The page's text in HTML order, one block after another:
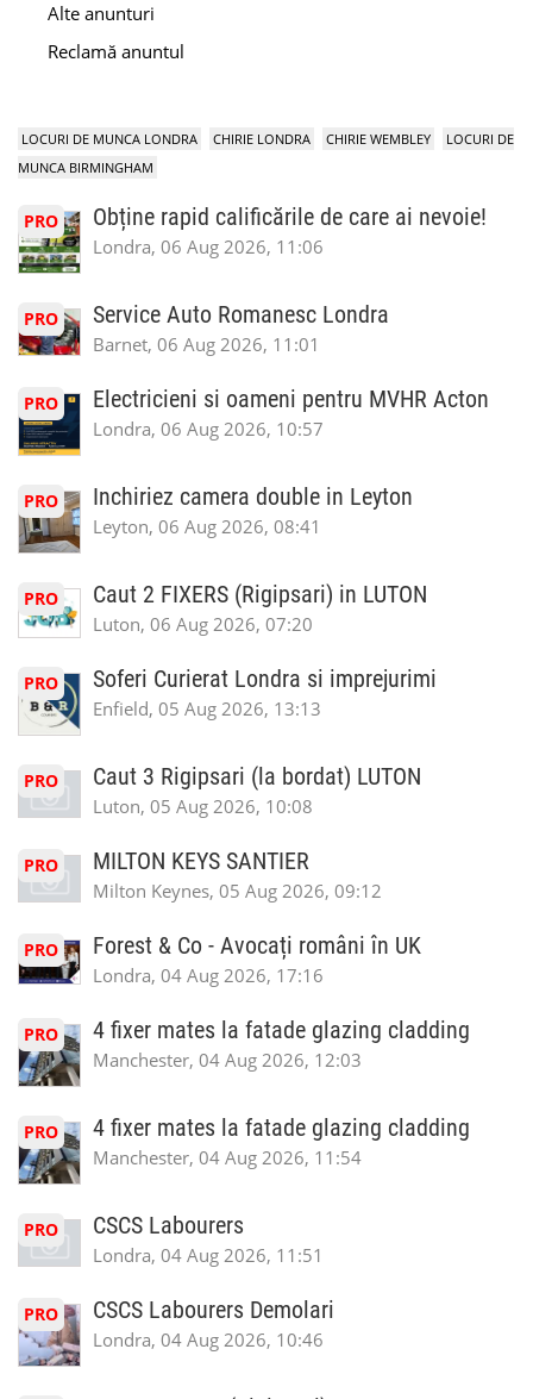
Alte anunturi
Reclamă anuntul
LOCURI DE MUNCA LONDRA CHIRIE LONDRA CHIRIE WEMBLEY
LOCURI DE
MUNCA BIRMINGHAM
PRO Obține rapid calificările de care ai nevoie!
Londra, 06 Aug 2026, 11:06
PRO Service Auto Romanesc Londra
Barnet, 06 Aug 2026, 11:01
PRO Electricieni si oameni pentru MVHR Acton
Londra, 06 Aug 2026, 10:57
PRO Inchiriez camera double in Leyton
Leyton, 06 Aug 2026, 08:41
PRO Caut 2 FIXERS (Rigipsari) in LUTON
Luton, 06 Aug 2026, 07:20
PRO Soferi Curierat Londra si imprejurimi
Enfield, 05 Aug 2026, 13:13
PRO Caut 3 Rigipsari (la bordat) LUTON
Luton, 05 Aug 2026, 10:08
PRO MILTON KEYS SANTIER
Milton Keynes, 05 Aug 2026, 09:12
PRO Forest & Co - Avocați români în UK
Londra, 04 Aug 2026, 17:16
PRO 4 fixer mates la fatade glazing cladding
Manchester, 04 Aug 2026, 12:03
PRO 4 fixer mates la fatade glazing cladding
Manchester, 04 Aug 2026, 11:54
PRO CSCS Labourers
Londra, 04 Aug 2026, 11:51
PRO CSCS Labourers Demolari
Londra, 04 Aug 2026, 10:46